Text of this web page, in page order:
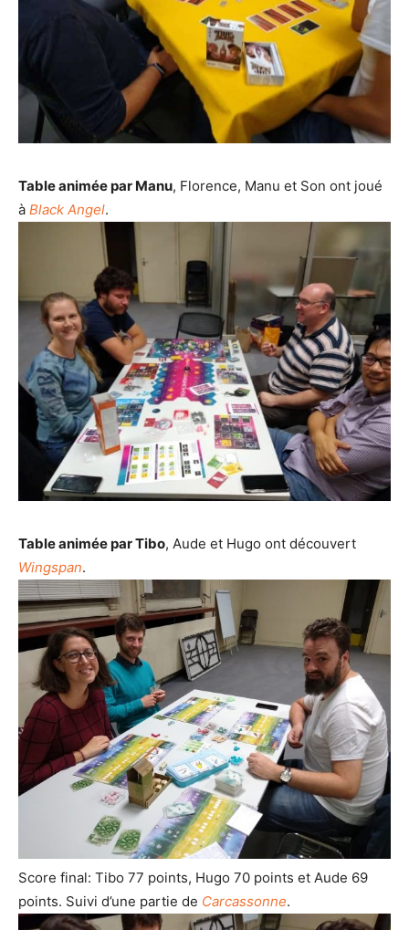
Table animée par Manu, Florence, Manu et Son ont joué
à Black Angel.
Table animée par Tibo, Aude et Hugo ont découvert
Wingspan.
Score final: Tibo 77 points, Hugo 70 points et Aude 69
points. Suivi d’une partie de Carcassonne.